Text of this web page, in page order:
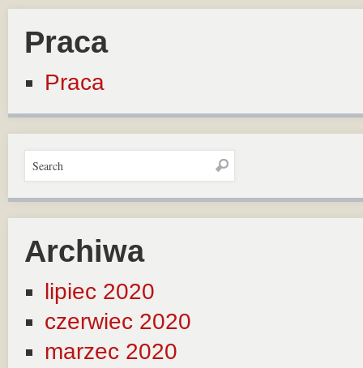
Praca
Praca
Archiwa
lipiec 2020
czerwiec 2020
marzec 2020